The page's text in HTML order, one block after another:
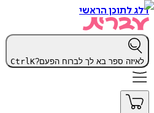
דלג לתוכן הראשי
לאיזה ספר בא לך לברוח הפעם? CtrlK